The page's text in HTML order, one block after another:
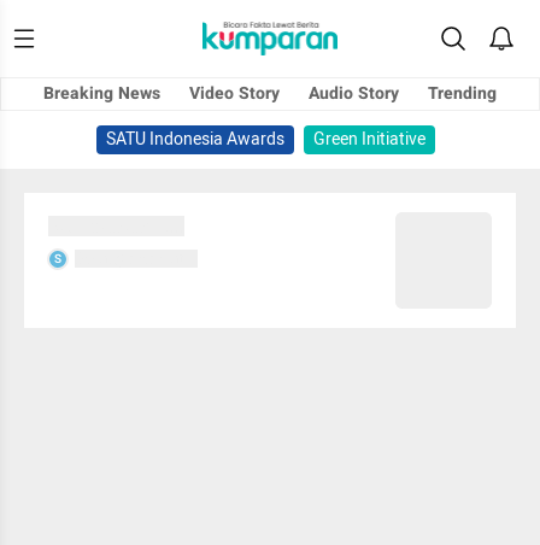
Breaking News Video Story Audio Story
Trending
SATU Indonesia Awards
Green Initiative
S